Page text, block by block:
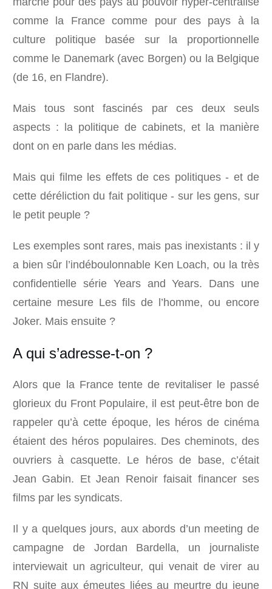
comme la France comme pour des pays à la
culture politique basée sur la proportionnelle
comme le Danemark (avec Borgen) ou la Belgique
(de 16, en Flandre).
Mais tous sont fascinés par ces deux seuls
aspects : la politique de cabinets, et la manière
dont on en parle dans les médias.
Mais qui filme les effets de ces politiques - et de
cette déréliction du fait politique - sur les gens, sur
le petit peuple ?
Les exemples sont rares, mais pas inexistants : il y
a bien sûr l’indéboulonnable Ken Loach, ou la très
confidentielle série Years and Years. Dans une
certaine mesure Les fils de l’homme, ou encore
Joker. Mais ensuite ?
A qui s’adresse-t-on ?
Alors que la France tente de revitaliser le passé
glorieux du Front Populaire, il est peut-être bon de
rappeler qu’à cette époque, les héros de cinéma
étaient des héros populaires. Des cheminots, des
ouvriers à casquette. Le héros de base, c’était
Jean Gabin. Et Jean Renoir faisait financer ses
films par les syndicats.
Il y a quelques jours, aux abords d’un meeting de
campagne de Jordan Bardella, un journaliste
interviewait un agriculteur, qui venait de virer au
RN suite aux émeutes liées au meurtre du jeune